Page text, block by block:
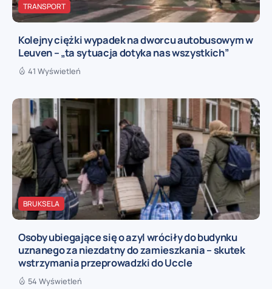
TRANSPORT
Kolejny ciężki wypadek na dworcu autobusowym w
Leuven – „ta sytuacja dotyka nas wszystkich”
41 Wyświetleń
BRUKSELA
Osoby ubiegające się o azyl wróciły do budynku
uznanego za niezdatny do zamieszkania – skutek
wstrzymania przeprowadzki do Uccle
54 Wyświetleń